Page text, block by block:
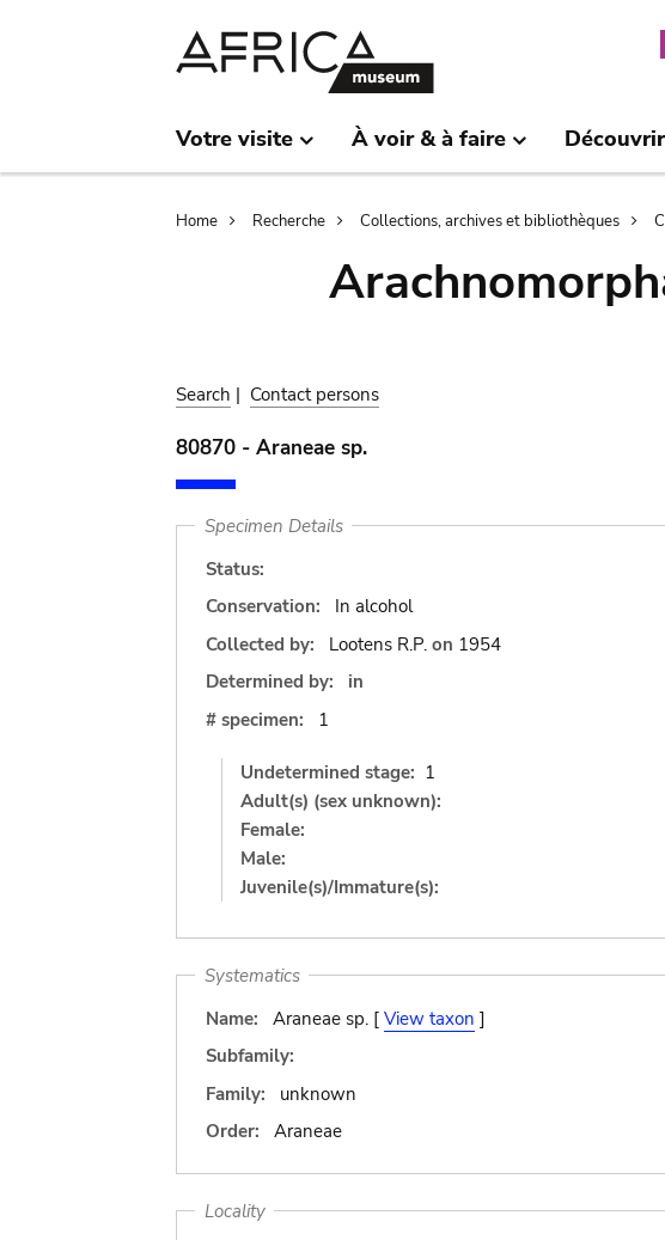
Votre visite À voir & à faire Découvrir
Breadcrumb
Home Recherche Collections, archives et bibliothèques
Search | Contact persons
80870 - Araneae sp.
Specimen Details
Status:
Conservation:
In alcohol
Collected by:
Lootens R.P. on 1954
Determined by:
in
# specimen:
1
Undetermined stage: 1
Adult(s) (sex unknown):
Female:
Male:
Juvenile(s)/Immature(s):
Systematics
Name:
Araneae sp. [ View taxon ]
Subfamily:
Family:
unknown
Order:
Araneae
Locality